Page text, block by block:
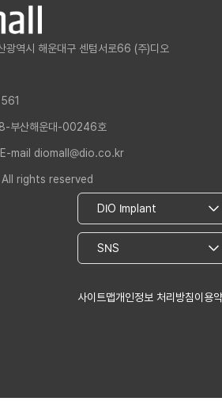
광역시 해운대구 센텀서로66 (주)디오
부산해운대-00246호
E-mail diomall@dio.co.kr
rights reserved
사이트맵개인정보 처리방침이용